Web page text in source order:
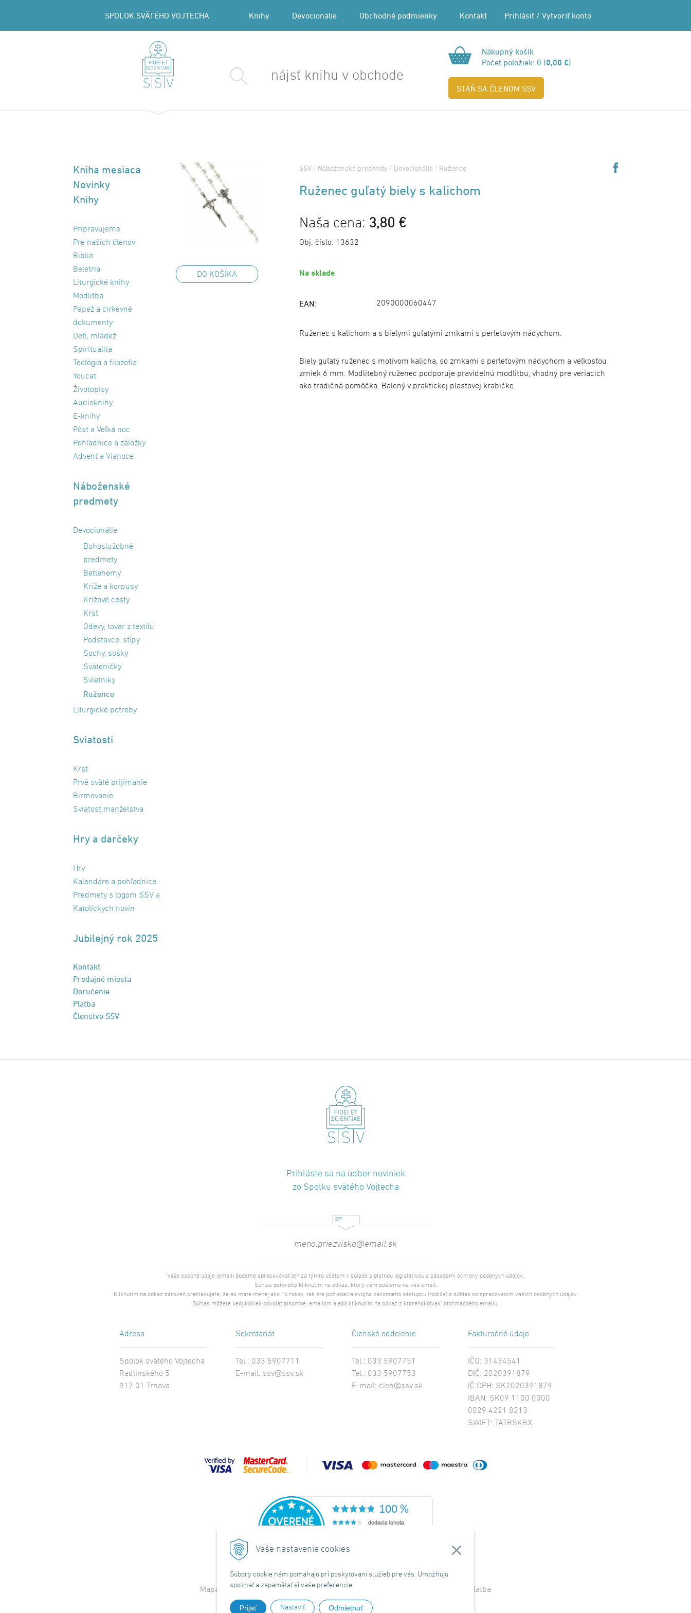
Vaše nastavenie cookies
Súbory cookie nám pomáhajú pri poskytovaní služieb pre vás. Umožňujú
spoznať a zapamätať si vaše preferencie.
Prijať Nastaviť Odmietnuť
SPOLOK SVÄTÉHO VOJTECHA Knihy Devocionálie Obchodné podmienky Kontakt Prihlásiť / Vytvoriť konto
Nákupný košík
Počet položiek: 0 (0,00 €)
STAŇ SA ČLENOM SSV
SSV / Náboženské predmety / Devocionálie / Ružence
Ruženec guľatý biely s kalichom
Naša cena: 3,80 €
Obj. číslo: 13632
Na sklade
EAN: 2090000060447
Ruženec s kalichom a s bielymi guľatými zrnkami s perleťovým nádychom.
Biely guľatý ruženec s motívom kalicha, so zrnkami s perleťovým nádychom a veľkosťou
zrniek 6 mm. Modlitebný ruženec podporuje pravidelnú modlitbu, vhodný pre veriacich
ako tradičná pomôčka. Balený v praktickej plastovej krabičke.
DO KOŠÍKA
Kniha mesiaca
Novinky
Knihy
Pripravujeme
Pre našich členov
Biblia
Beletria
Liturgické knihy
Modlitba
Pápež a cirkevné
dokumenty
Deti, mládež
Spiritualita
Teológia a filozofia
Youcat
Životopisy
Audioknihy
E-knihy
Pôst a Veľká noc
Pohľadnice a záložky
Advent a Vianoce
Náboženské
predmety
Devocionálie
Bohoslužobné
predmety
Betlehemy
Kríže a korpusy
Krížové cesty
Krst
Odevy, tovar z textilu
Podstavce, stĺpy
Sochy, sošky
Sväteničky
Svietniky
Ružence
Liturgické potreby
Sviatosti
Krst
Prvé sväté prijímanie
Birmovanie
Sviatosť manželstva
Hry a darčeky
Hry
Kalendáre a pohľadnice
Predmety s logom SSV a
Katolíckych novín
Jubilejný rok 2025
Kontakt
Predajné miesta
Doručenie
Platba
Členstvo SSV
Prihláste sa na odber noviniek
zo Spolku svätého Vojtecha
Vaše osobné údaje (email) budeme spracovávať len za týmto účelom v súlade s platnou legislatívou a zásadami ochrany osobných údajov.
Súhlas potvrdíte kliknutím na odkaz, ktorý vám pošleme na váš email.
Kliknutím na odkaz zároveň prehlasujete, že ak máte menej ako 16 rokov, tak ste požiadal/a svojho zákonného zástupcu (rodiča) o súhlas so spracovaním vašich osobných údajov.
Súhlas môžete kedykoľvek odvolať písomne, emailom alebo kliknutím na odkaz z ktoréhokoľvek informačného emailu.
Adresa
Spolok svätého Vojtecha
Radlinského 5
917 01 Trnava
Sekretariát
Tel.: 033 5907711
E-mail: ssv@ssv.sk
Členské oddelenie
Tel.: 033 5907751
Tel.: 033 5907753
E-mail: clen@ssv.sk
Fakturačné údaje
IČO: 31434541
DIČ: 2020391879
IČ DPH: SK2020391879
IBAN: SK09 1100 0000
0029 4221 8213
SWIFT: TATRSKBX
Mapa stránky|Domov|Obchodné podmienky Platba